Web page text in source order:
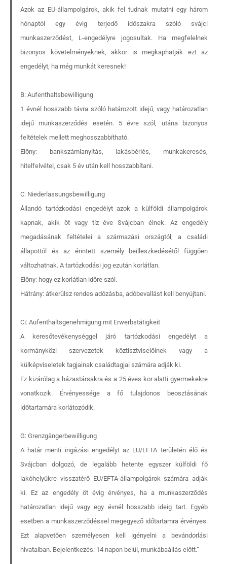
Azok az EU-állampolgárok, akik fel tudnak mutatni egy három
hónaptól egy évig terjedő időszakra szóló svájci
munkaszerződést, L-engedélyre jogosultak. Ha megfelelnek
bizonyos követelményeknek, akkor is megkaphatják ezt az
engedélyt, ha még munkát keresnek!
B: Aufenthaltsbewilligung
1 évnél hosszabb távra szóló határozott idejű, vagy határozatlan
idejű munkaszerződés esetén. 5 évre szól, utána bizonyos
feltételek mellett meghosszabbítható.
Előny: bankszámlanyitás, lakásbérlés, munkakeresés,
hitelfelvétel, csak 5 év után kell hosszabbítani.
C: Niederlassungsbewilligung
Állandó tartózkodási engedélyt azok a külföldi állampolgárok
kapnak, akik öt vagy tíz éve Svájcban élnek. Az engedély
megadásának feltételei a származási országtól, a családi
állapottól és az érintett személy beilleszkedésétől függően
változhatnak. A tartózkodási jog ezután korlátlan.
Előny: hogy ez korlátlan időre szól.
Hátrány: átkerülsz rendes adózásba, adóbevallást kell benyújtani.
Ci: Aufenthaltsgenehmigung mit Erwerbstätigkeit
A keresőtevékenységgel járó tartózkodási engedélyt a
kormányközi szervezetek köztisztviselőinek vagy a
külképviseletek tagjainak családtagjai számára adják ki.
Ez kizárólag a házastársakra és a 25 éves kor alatti gyermekekre
vonatkozik. Érvényessége a fő tulajdonos beosztásának
időtartamára korlátozódik.
G: Grenzgängerbewilligung
A határ menti ingázási engedélyt az EU/EFTA területén élő és
Svájcban dolgozó, de legalább hetente egyszer külföldi fő
lakóhelyükre visszatérő EU/EFTA-állampolgárok számára adják
ki. Ez az engedély öt évig érvényes, ha a munkaszerződés
határozatlan idejű vagy egy évnél hosszabb ideig tart. Egyéb
esetben a munkaszerződéssel megegyező időtartamra érvényes.
Ezt alapvetően személyesen kell igényelni a bevándorlási
hivatalban. Bejelentkezés: 14 napon belül, munkábaállás előtt.”